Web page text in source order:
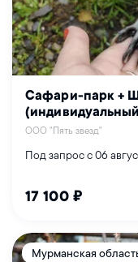
Сафари-парк +
ООО "Пять звезд"
Под запрос с 06
17 100 ₽
Мурманская